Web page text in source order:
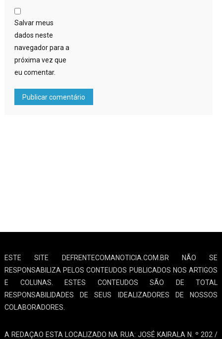
Salvar meus
dados neste
navegador para a
próxima vez que
eu comentar.
ESTE SITE DEFRENTECOMANOTICIA.COM.BR NÃO SE
RESPONSABILIZA PELOS CONTEUDOS PUBLICADOS NOS ARTIGOS
E COLUNAS. ESTES CONTEUDOS SÃO DE TOTAL
RESPONSABILIDADES DE SEUS IDEALIZADORES DE NOSSOS
COLABORADORES.
A REDAÇAO ESTA LOCALIZADO NA RUA: JOSÉ KAIRALA N. º 202 /